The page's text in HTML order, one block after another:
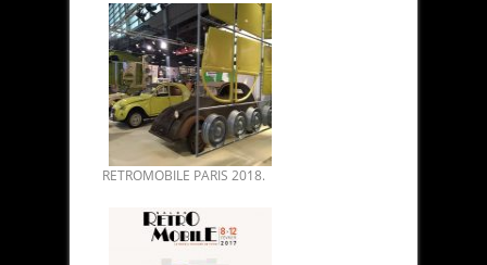
RETROMOBILE PARIS 2018.